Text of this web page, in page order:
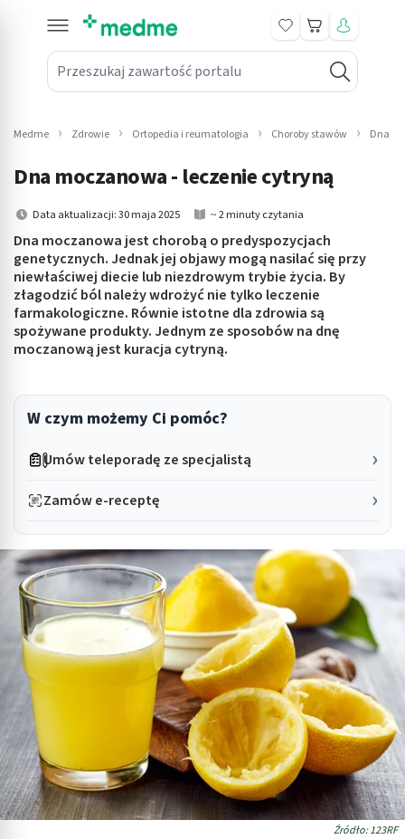
Przeszukaj zawartość portalu
Koszyk
submenu: Leki na receptę
submenu: Kosmetyki
submenu: Higiena
submenu: Sprzęt medyczny
submenu: Intymne
submenu: Wellness
Medme Zdrowie Ortopedia i reumatologia Choroby stawów Dna
Dna moczanowa - leczenie cytryną
Data aktualizacji: 30 maja 2025 ~ 2 minuty czytania
Dna moczanowa jest chorobą o predyspozycjach
genetycznych. Jednak jej objawy mogą nasilać się przy
niewłaściwej diecie lub niezdrowym trybie życia. By
złagodzić ból należy wdrożyć nie tylko leczenie
farmakologiczne. Równie istotne dla zdrowia są
spożywane produkty. Jednym ze sposobów na dnę
moczanową jest kuracja cytryną.
W czym możemy Ci pomóc?
Umów teleporadę ze specjalistą
Zamów e-receptę
Źródło: 123RF